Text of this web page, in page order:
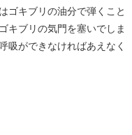
ゴキブリの油分で弾くこと
キブリの気門を塞いでしま
吸ができなければあえなく